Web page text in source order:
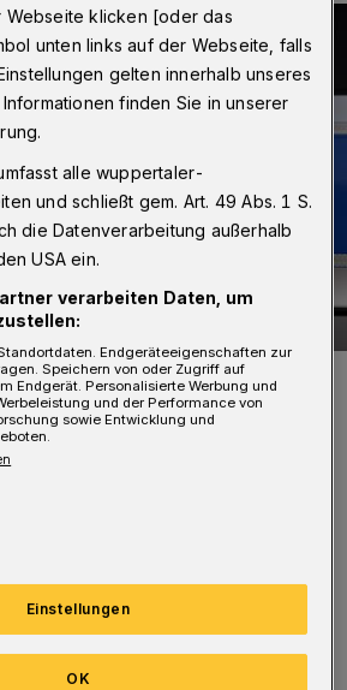
mittels Schlössern hielten
Täter nicht ab. Sie
Werke und hinterließen teils
Webseite klicken [oder das
unten links auf der Webseite, falls
gelten innerhalb unseres
finden Sie in unserer
alle wuppertaler-
und schließt gem. Art. 49 Abs. 1 S.
die Datenverarbeitung außerhalb
USA ein.
verarbeiten Daten, um
Endgeräteeigenschaften zur
Speichern von oder Zugriff auf
Endgerät. Personalisierte Werbung und
und der Performance von
sowie Entwicklung und
Einstellungen
OK